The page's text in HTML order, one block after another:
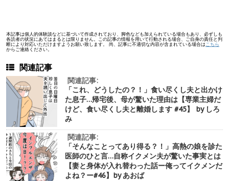
本記事は個人的体験談などに基づいて作成されており、脚色なども加えられている場合もあり、必ずしも
各読者の状況にあてはまるとは限りません。この記事の情報を用いて行動される場合、ご自身の責任と判
断により対応いただけますようお願い致します。 尚、記事に不適切な内容が含まれている場合は こちら
からご連絡ください。
関連記事
関連記事:
「これ、どうしたの？！」食い尽くし夫と出かけ
た息子…帰宅後、母が驚いた理由は【専業主婦だ
けど、食い尽くし夫と離婚します #45】 by しろ
み
関連記事:
「そんなことってあり得る？！」高熱の娘を診た
医師のひと言…自称イクメン夫が驚いた事実とは
【妻と身体が入れ替わった話ー俺ってイクメンだ
よね？ー#46】by あおば